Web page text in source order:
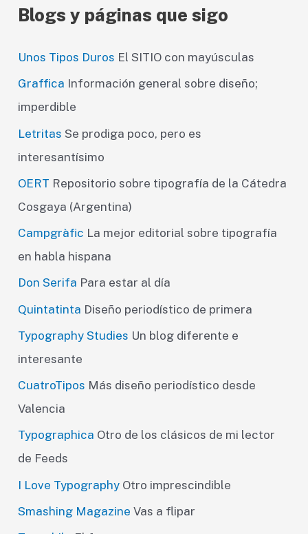
Blogs y páginas que sigo
Unos Tipos Duros El SITIO con mayúsculas
Graffica Información general sobre diseño;
imperdible
Letritas Se prodiga poco, pero es
interesantísimo
OERT Repositorio sobre tipografía de la Cátedra
Cosgaya (Argentina)
Campgràfic La mejor editorial sobre tipografía
en habla hispana
Don Serifa Para estar al día
Quintatinta Diseño periodístico de primera
Typography Studies Un blog diferente e
interesante
CuatroTipos Más diseño periodístico desde
Valencia
Typographica Otro de los clásicos de mi lector
de Feeds
I Love Typography Otro imprescindible
Smashing Magazine Vas a flipar